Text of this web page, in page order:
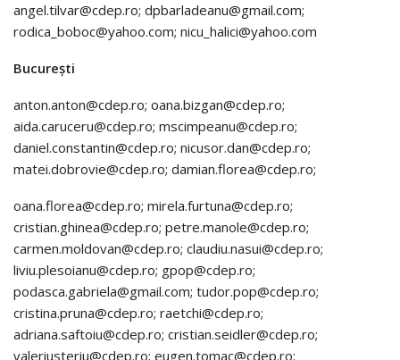
angel.tilvar@cdep.ro; dpbarladeanu@gmail.com;
rodica_boboc@yahoo.com; nicu_halici@yahoo.com
București
anton.anton@cdep.ro; oana.bizgan@cdep.ro;
aida.caruceru@cdep.ro; mscimpeanu@cdep.ro;
daniel.constantin@cdep.ro; nicusor.dan@cdep.ro;
matei.dobrovie@cdep.ro; damian.florea@cdep.ro;
oana.florea@cdep.ro; mirela.furtuna@cdep.ro;
cristian.ghinea@cdep.ro; petre.manole@cdep.ro;
carmen.moldovan@cdep.ro; claudiu.nasui@cdep.ro;
liviu.plesoianu@cdep.ro; gpop@cdep.ro;
podasca.gabriela@gmail.com; tudor.pop@cdep.ro;
cristina.pruna@cdep.ro; raetchi@cdep.ro;
adriana.saftoiu@cdep.ro; cristian.seidler@cdep.ro;
valeriusteriu@cdep.ro; eugen.tomac@cdep.ro;